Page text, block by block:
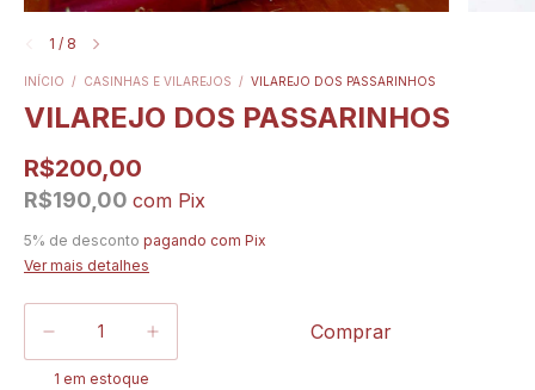
1 / 8
INÍCIO / CASINHAS E VILAREJOS / VILAREJO DOS PASSARINHOS
VILAREJO DOS PASSARINHOS
R$200,00
R$190,00 com Pix
5% de desconto pagando com Pix
Ver mais detalhes
1 em estoque